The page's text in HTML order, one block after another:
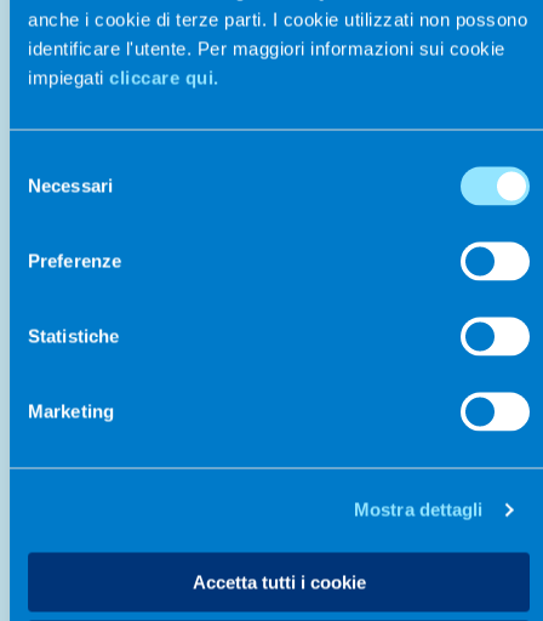
anche i cookie di terze parti. I cookie utilizzati non possono
identificare l'utente. Per maggiori informazioni sui cookie
impiegati cliccare qui.
delNecessari
Preferenze
Statistiche
Marketing
Mostra dettagli
Accetta tutti i cookie